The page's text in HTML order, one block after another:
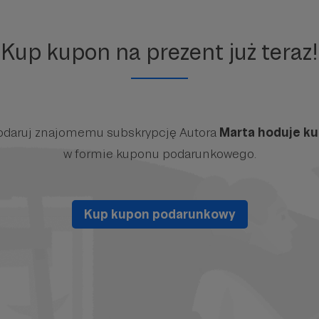
Kup kupon na prezent już teraz!
znajomemu subskrypcję Autora Marta hoduje
w formie kuponu podarunkowego.
Kup kupon podarunkowy